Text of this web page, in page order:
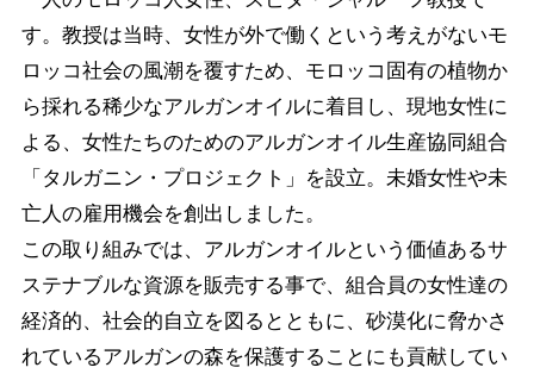
す。教授は当時、女性が外で働くという考えがないモ
ロッコ社会の風潮を覆すため、モロッコ固有の植物か
ら採れる稀少なアルガンオイルに着目し、現地女性に
よる、女性たちのためのアルガンオイル生産協同組合
「タルガニン・プロジェクト」を設立。未婚女性や未
亡人の雇用機会を創出しました。
この取り組みでは、アルガンオイルという価値あるサ
ステナブルな資源を販売する事で、組合員の女性達の
経済的、社会的自立を図るとともに、砂漠化に脅かさ
れているアルガンの森を保護することにも貢献してい